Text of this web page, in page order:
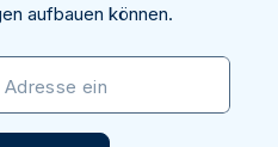
aufbauen können.
ein